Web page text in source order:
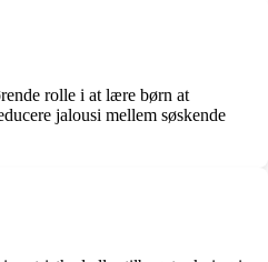
rolle i at lære børn at
jalousi mellem søskende